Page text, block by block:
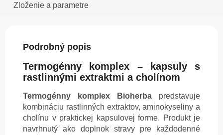
Zloženie a parametre
Podrobný popis
Termogénny komplex – kapsuly s
rastlinnými extraktmi a cholínom
Termogénny komplex Bioherba predstavuje
kombináciu rastlinných extraktov, aminokyseliny a
cholínu v praktickej kapsulovej forme. Produkt je
navrhnutý ako doplnok stravy pre každodenné